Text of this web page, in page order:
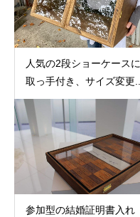
人気の2段ショーケースに
取っ手付き、サイズ変更...
参加型の結婚証明書入れ